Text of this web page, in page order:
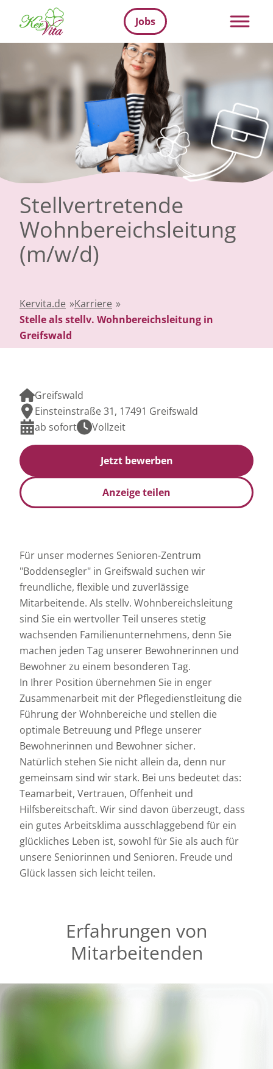
Jobs
Stellvertretende
Wohnbereichsleitung
(m/w/d)
Kervita.de »Karriere »
Stelle als stellv. Wohnbereichsleitung in
Greifswald
Greifswald
Einsteinstraße 31, 17491 Greifswald
ab sofort
Vollzeit
Jetzt bewerben
Anzeige teilen
Für unser modernes Senioren-Zentrum
"Boddensegler" in Greifswald suchen wir
freundliche, flexible und zuverlässige
Mitarbeitende. Als stellv. Wohnbereichsleitung
sind Sie ein wertvoller Teil unseres stetig
wachsenden Familienunternehmens, denn Sie
machen jeden Tag unserer Bewohnerinnen und
Bewohner zu einem besonderen Tag.
In Ihrer Position übernehmen Sie in enger
Zusammenarbeit mit der Pflegedienstleitung die
Führung der Wohnbereiche und stellen die
optimale Betreuung und Pflege unserer
Bewohnerinnen und Bewohner sicher.
Natürlich stehen Sie nicht allein da, denn nur
gemeinsam sind wir stark. Bei uns bedeutet das:
Teamarbeit, Vertrauen, Offenheit und
Hilfsbereitschaft. Wir sind davon überzeugt, dass
ein gutes Arbeitsklima ausschlaggebend für ein
glückliches Leben ist, sowohl für Sie als auch für
unsere Seniorinnen und Senioren. Freude und
Glück lassen sich leicht teilen.
Erfahrungen von
Mitarbeitenden